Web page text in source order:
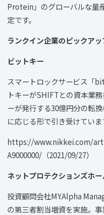
Protein」のグローバルな量
定です。
ランクイン企業のピックア
ビットキー
スマートロックサービス「
トキーがSHIFTとの資本業
ーが発行する30億円分の転
に応じる形で引き受けていま
https://www.nikkei.com/
A9000000/（2021/09/27）
ネットプロテクションズホ
投資顧問会社MY.Alpha
の第三者割当増資を実施。